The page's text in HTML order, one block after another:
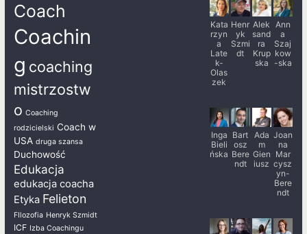
Coach
Coachin
g coaching
mistrzostw
o Coaching
rodzicielski Coach w
USA druga szansa
Duchowość
Edukacja
edukacja coacha
Etyka Felieton
FIlozofia Henryk Szmidt
ICF Izba Coachingu
Kata
rzyn
a
Late
k-
Olas
zek
Henr
yk
Szmi
dt
Alek
sand
ra
Krup
ska
Ann
a
Szaj
kow
-ska
Inga
Bieli
ńska
Bart
osz
Bere
ndt
Ada
m
Gien
iusz
Joan
na
Mar
cysz
yn-
Bere
ndt